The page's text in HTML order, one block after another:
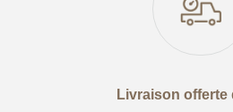
Livraison offerte